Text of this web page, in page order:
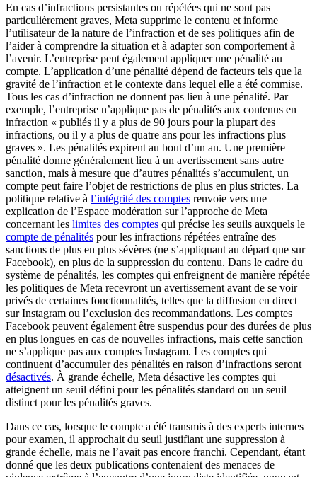
En cas d’infractions persistantes ou répétées qui ne sont pas
particulièrement graves, Meta supprime le contenu et informe
l’utilisateur de la nature de l’infraction et de ses politiques afin de
l’aider à comprendre la situation et à adapter son comportement à
l’avenir. L’entreprise peut également appliquer une pénalité au
compte. L’application d’une pénalité dépend de facteurs tels que la
gravité de l’infraction et le contexte dans lequel elle a été commise.
Tous les cas d’infraction ne donnent pas lieu à une pénalité. Par
exemple, l’entreprise n’applique pas de pénalités aux contenus en
infraction « publiés il y a plus de 90 jours pour la plupart des
infractions, ou il y a plus de quatre ans pour les infractions plus
graves ». Les pénalités expirent au bout d’un an. Une première
pénalité donne généralement lieu à un avertissement sans autre
sanction, mais à mesure que d’autres pénalités s’accumulent, un
compte peut faire l’objet de restrictions de plus en plus strictes. La
politique relative à l’intégrité des comptes renvoie vers une
explication de l’Espace modération sur l’approche de Meta
concernant les limites des comptes qui précise les seuils auxquels le
compte de pénalités pour les infractions répétées entraîne des
sanctions de plus en plus sévères (ne s’appliquant au départ que sur
Facebook), en plus de la suppression du contenu. Dans le cadre du
système de pénalités, les comptes qui enfreignent de manière répétée
les politiques de Meta recevront un avertissement avant de se voir
privés de certaines fonctionnalités, telles que la diffusion en direct
sur Instagram ou l’exclusion des recommandations. Les comptes
Facebook peuvent également être suspendus pour des durées de plus
en plus longues en cas de nouvelles infractions, mais cette sanction
ne s’applique pas aux comptes Instagram. Les comptes qui
continuent d’accumuler des pénalités en raison d’infractions seront
désactivés. À grande échelle, Meta désactive les comptes qui
atteignent un seuil défini pour les pénalités standard ou un seuil
distinct pour les pénalités graves.
Dans ce cas, lorsque le compte a été transmis à des experts internes
pour examen, il approchait du seuil justifiant une suppression à
grande échelle, mais ne l’avait pas encore franchi. Cependant, étant
donné que les deux publications contenaient des menaces de